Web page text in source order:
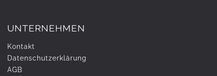
UNTERNEHMEN
Kontakt
Daten­schutz­erklärung
AGB